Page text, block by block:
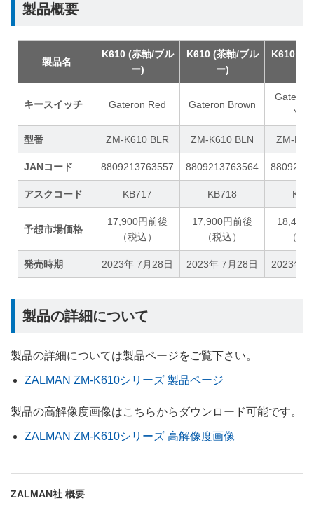
製品概要
製品名
K610 (赤軸/ブル
ー)
K610 (茶軸/ブル
ー)
K610 (黄
キースイッチ Gateron Red Gateron Brown
Gateron
型番 ZM-K610 BLR ZM-K610 BLN ZM-
JANコード 8809213763557 8809213763564
アスクコード KB717 KB718
予想市場価格
17,900円前後
（税込）
17,900円前後
（税込）
18,400
（税
発売時期 2023年 7月28日 2023年 7月28日 2023年
製品の詳細について
製品の詳細については製品ページをご覧下さい。
ZALMAN ZM-K610シリーズ 製品ページ
製品の高解像度画像はこちらからダウンロード可能です。
ZALMAN ZM-K610シリーズ 高解像度画像
ZALMAN社 概要